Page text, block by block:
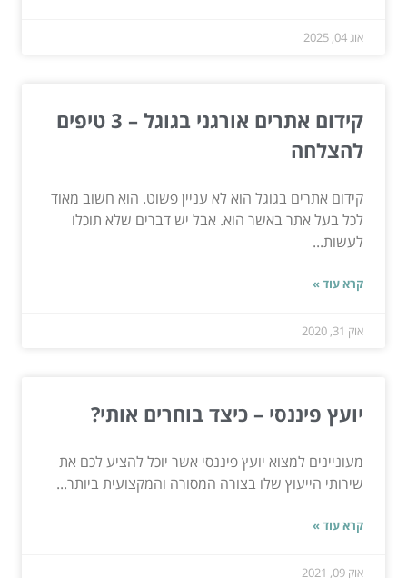
אוג 04, 2025
קידום אתרים אורגני בגוגל – 3 טיפים
להצלחה
קידום אתרים בגוגל הוא לא עניין פשוט. הוא חשוב מאוד
לכל בעל אתר באשר הוא. אבל יש דברים שלא תוכלו
לעשות...
קרא עוד »
אוק 31, 2020
יועץ פיננסי – כיצד בוחרים אותי?
מעוניינים למצוא יועץ פיננסי אשר יוכל להציע לכם את
שירותי הייעוץ שלו בצורה המסורה והמקצועית ביותר...
קרא עוד »
אוק 09, 2021